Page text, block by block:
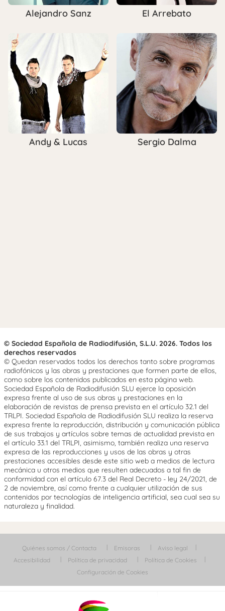
Alejandro Sanz El Arrebato
Andy & Lucas Sergio Dalma
© Sociedad Española de Radiodifusión, S.L.U. 2026. Todos los
derechos reservados
© Quedan reservados todos los derechos tanto sobre programas
radiofónicos y las obras y prestaciones que formen parte de ellos,
como sobre los contenidos publicados en esta página web.
Sociedad Española de Radiodifusión SLU ejerce la oposición
expresa frente al uso de sus obras y prestaciones en la
elaboración de revistas de prensa prevista en el artículo 32.1 del
TRLPI. Sociedad Española de Radiodifusión SLU realiza la reserva
expresa frente la reproducción, distribución y comunicación pública
de sus trabajos y artículos sobre temas de actualidad prevista en
el artículo 33.1 del TRLPI, asimismo, también realiza una reserva
expresa de las reproducciones y usos de las obras y otras
prestaciones accesibles desde este sitio web a medios de lectura
mecánica u otros medios que resulten adecuados a tal fin de
conformidad con el artículo 67.3 del Real Decreto - ley 24/2021, de
2 de noviembre, así como frente a cualquier utilización de sus
contenidos por tecnologías de inteligencia artificial, sea cual sea su
naturaleza y finalidad.
Quiénes somos / Contacta Emisoras
Aviso legal
Accesibilidad
Política de privacidad
Política de Cookies
Configuración de Cookies